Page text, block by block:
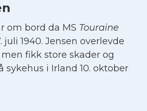
om bord da MS Touraine
juli 1940. Jensen overlevde
fikk store skader og
sykehus i Irland 10. oktober